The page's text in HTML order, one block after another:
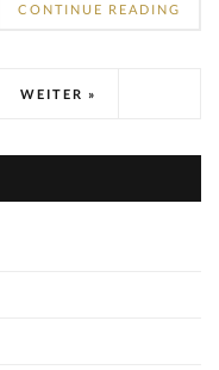
CONTINUE READING
WEITER »